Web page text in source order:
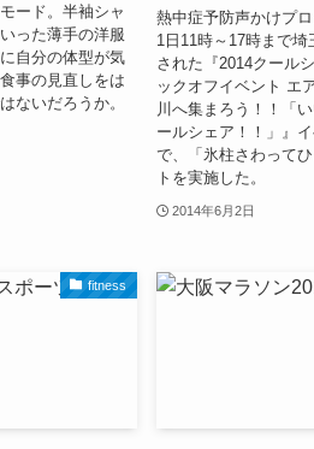
ード。半袖シャ
った薄手の洋服
自分の体型が気
事の見直しをは
ないだろうか。
熱中症予防声かけプ
1日11時～17時まで
された『2014クール
ックオフイベント エ
川へ集まろう！！「
ールシェア！！」』
で、「氷柱さわって
トを実施した。
2014年6月2日
fitness